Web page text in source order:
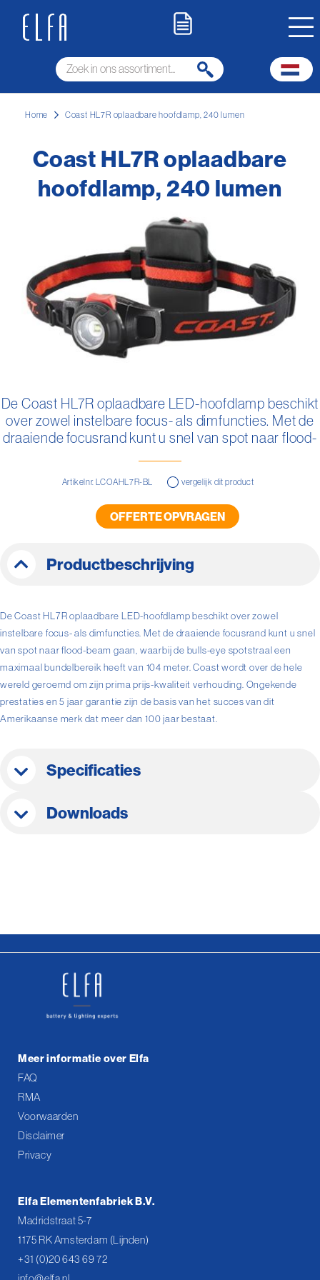
Home Coast HL7R oplaadbare hoofdlamp, 240 lumen
Productbeschrijving
De Coast HL7R oplaadbare LED-hoofdlamp beschikt over zowel
instelbare focus- als dimfuncties. Met de draaiende focusrand kunt u snel
van spot naar flood-beam gaan, waarbij de bulls-eye spotstraal een
maximaal bundelbereik heeft van 104 meter. Coast wordt over de hele
wereld geroemd om zijn prima prijs-kwaliteit verhouding. Ongekende
prestaties en 5 jaar garantie zijn de basis van het succes van dit
Amerikaanse merk dat meer dan 100 jaar bestaat.
Specificaties
Downloads
Coast HL7R oplaadbare
hoofdlamp, 240 lumen
afbeeldingen-
het
begin
van
de
De Coast HL7R oplaadbare LED-hoofdlamp beschikt
over zowel instelbare focus- als dimfuncties. Met de
draaiende focusrand kunt u snel van spot naar flood-
Artikelnr. LCOAHL7R-BL vergelijk dit product
OFFERTE OPVRAGEN
Meer informatie over Elfa
FAQ
RMA
Voorwaarden
Disclaimer
Privacy
Elfa Elementenfabriek B.V.
Madridstraat 5-7
1175 RK Amsterdam (Lijnden)
+31 (0)20 643 69 72